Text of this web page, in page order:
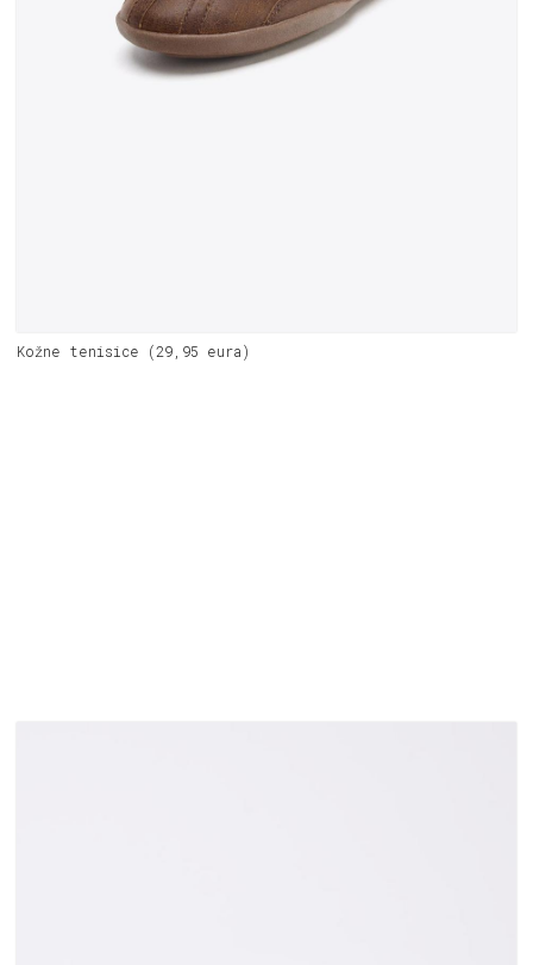
Kožne tenisice (29,95 eura)